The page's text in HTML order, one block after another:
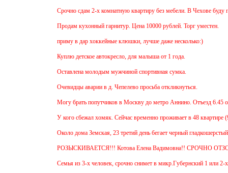
Срочно сдам 2-х комнатную квартиру без мебели. В Чехове буду
Продам кухонный гарнитур. Цена 10000 рублей. Торг уместен.
приму в дар хоккейные клюшки, лучше даже несколько:)
Куплю детское автокресло, для малыша от 1 года.
Оставлена молодым мужчиной спортивная сумка.
Очевидцы аварии в д. Чепелево просьба откликнуться.
Могу брать попутчиков в Москву до метро Аннино. Отъезд 6.45 от
У кого сбежал хомяк. Сейчас временно проживает в 48 квартире (9
Около дома Земская, 23 третий день бегает черный гладкошерстый
РОЗЫСКИВАЕТСЯ!!! Котова Елена Вадимовна!! СРОЧНО
Семья из 3-х человек, срочно снимет в микр.Губернский 1 или 2-х